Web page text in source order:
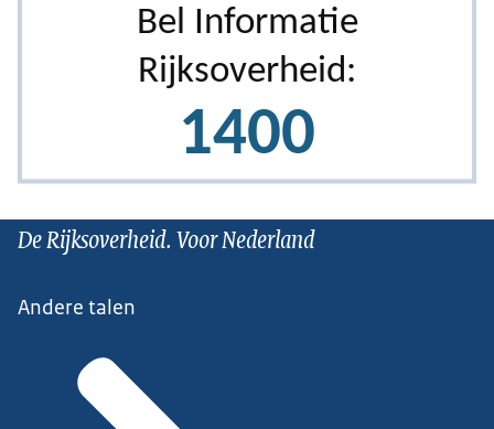
De Rijksoverheid. Voor Nederland
Andere talen